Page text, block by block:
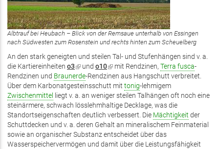
Albtrauf bei Heubach – Blick von der Remsaue unterhalb von Essingen
nach Südwesten zum Rosenstein und rechts hinten zum Scheuelberg
An den stark geneigten und steilen Tal- und Stufenhängen sind v. a.
die Kartiereinheiten o3(Link
ist
extern)
und o10(Link
ist
extern)
mit Rendzinen, Terra fusca-
Rendzinen und Braunerde-Rendzinen aus Hangschutt verbreitet.
Über dem Karbonatgesteinsschutt mit tonig-lehmigem
Zwischenmittel liegt v. a. an weniger steilen Talhängen oft noch eine
steinärmere, schwach lösslehmhaltige Decklage, was die
Standortseigenschaften deutlich verbessert. Die Mächtigkeit der
Schuttdecken und v. a. deren Gehalt an mineralischem Feinmaterial
sowie an organischer Substanz entscheidet über das
Wasserspeichervermögen und damit über die Leistungsfähigkeit